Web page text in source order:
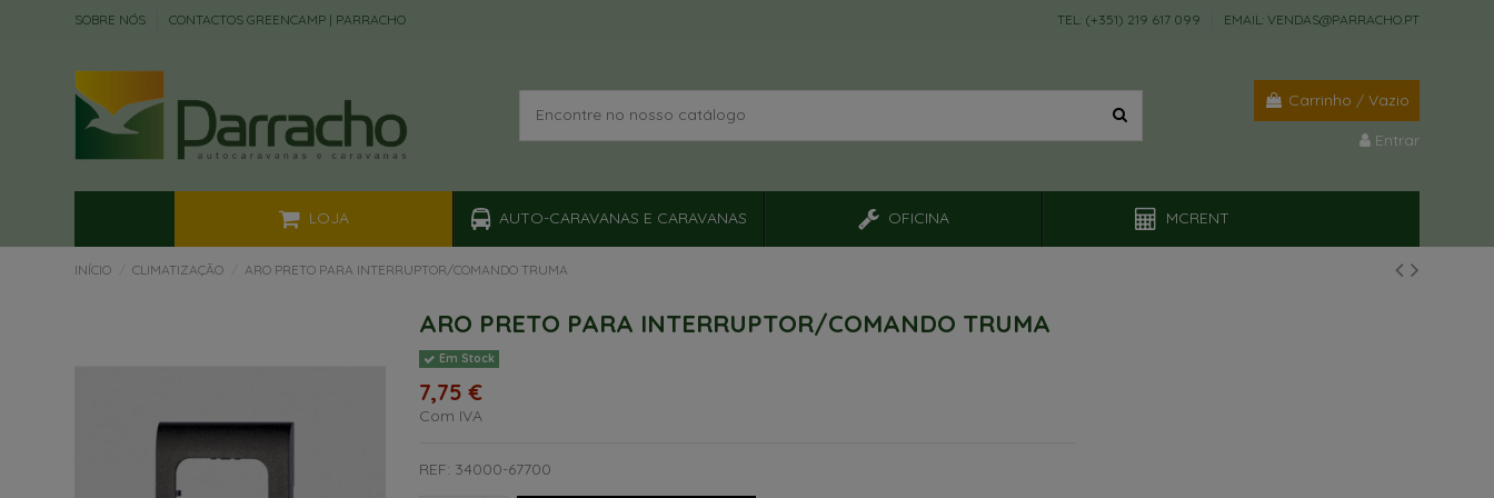
SOBRE NÓS CONTACTOS GREENCAMP | PARRACHO TEL: (+351) 219 617 099 EMAIL: VENDAS@PARRACHO.PT
Carrinho / Vazio
Entrar
LOJA AUTO-CARAVANAS E CARAVANAS OFICINA MCRENT
INÍCIO CLIMATIZAÇÃO ARO PRETO PARA INTERRUPTOR/COMANDO TRUMA
ARO PRETO PARA INTERRUPTOR/COMANDO TRUMA
Em Stock
7,75 €
Com IVA
REF: 34000-67700